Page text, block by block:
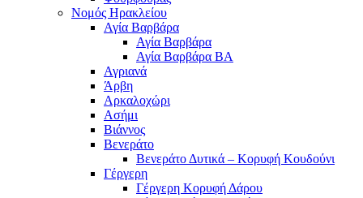
Νομός Ηρακλείου
Αγία Βαρβάρα
Αγία Βαρβάρα
Αγία Βαρβάρα ΒΑ
Αγριανά
Άρβη
Αρκαλοχώρι
Ασήμι
Βιάννος
Βενεράτο
Βενεράτο Δυτικά – Κορυφή Κουδούνι
Γέργερη
Γέργερη Κορυφή Δάρου